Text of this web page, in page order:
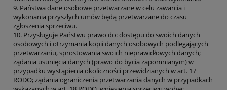
9. Państwa dane osobowe przetwarzane w celu zawarcia i
wykonania przyszłych umów będą przetwarzane do czasu
zgłoszenia sprzeciwu.
10. Przysługuje Państwu prawo do: dostępu do swoich danych
osobowych i otrzymania kopii danych osobowych podlegających
przetwarzaniu, sprostowania swoich nieprawidłowych danych;
żądania usunięcia danych (prawo do bycia zapomnianym) w
przypadku wystąpienia okoliczności przewidzianych w art. 17
RODO; żądania ograniczenia przetwarzania danych w przypadkach